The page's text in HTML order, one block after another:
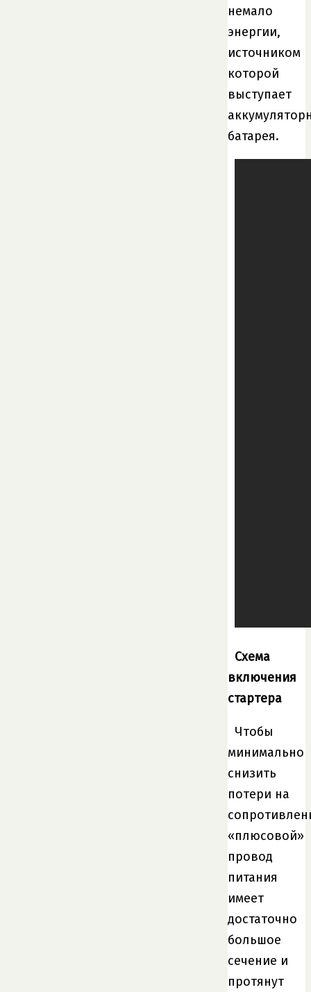
немало
энергии,
источником
которой
выступает
батарея.
Схема
включения
стартера
Чтобы
минимально
снизить
потери на
«плюсовой»
провод
питания
имеет
достаточно
большое
сечение и
протянут